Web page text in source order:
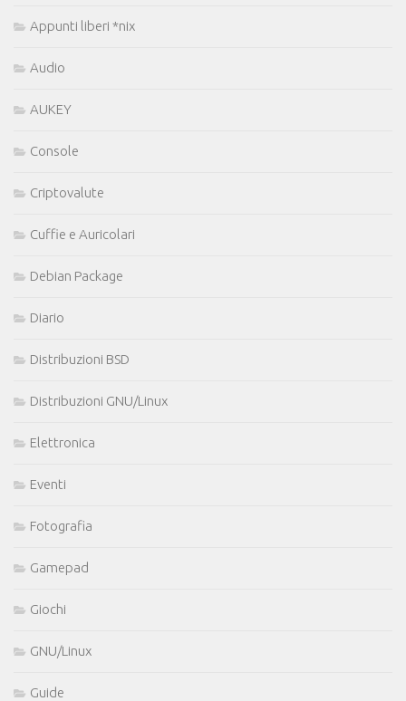
Appunti liberi *nix
Audio
AUKEY
Console
Criptovalute
Cuffie e Auricolari
Debian Package
Diario
Distribuzioni BSD
Distribuzioni GNU/Linux
Elettronica
Eventi
Fotografia
Gamepad
Giochi
GNU/Linux
Guide